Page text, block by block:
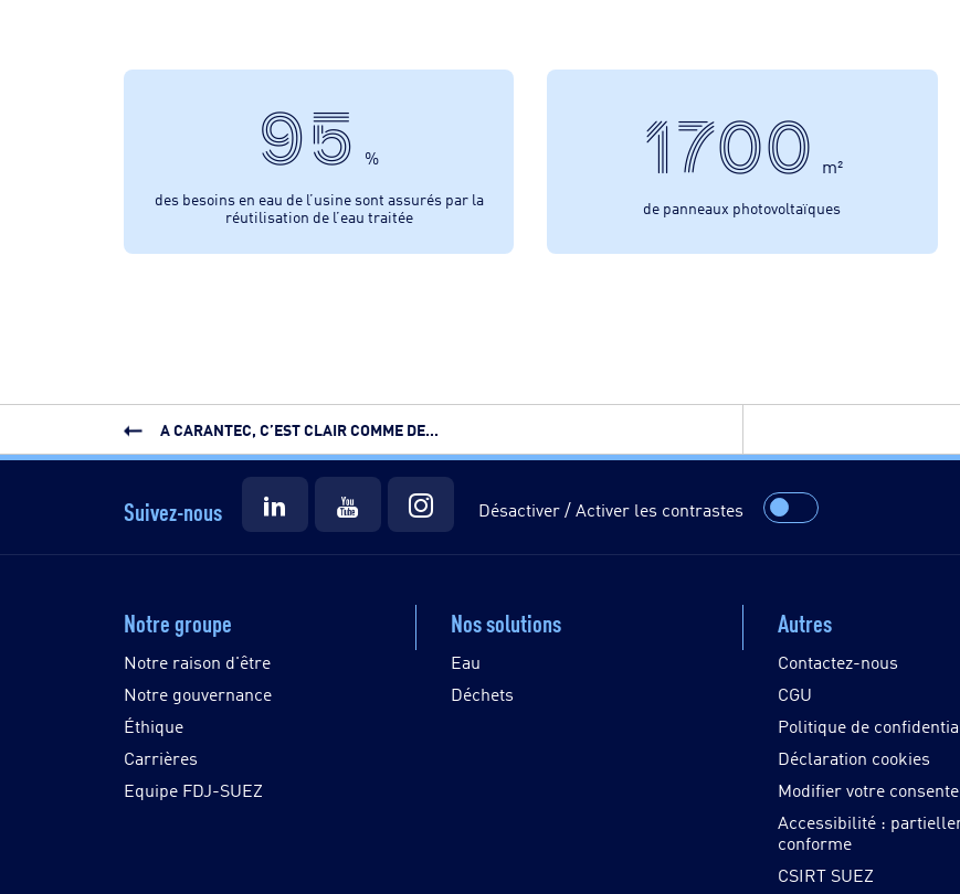
95 %
des besoins en eau de l’usine sont assurés par la
réutilisation de l’eau traitée
1700 m²
de panneaux photovoltaïques
A CARANTEC, C’EST CLAIR COMME DE...
Suivez-nous Désactiver / Activer les contrastes
Notre groupe
Notre raison d'être
Notre gouvernance
Éthique
Carrières
Equipe FDJ-SUEZ
Nos solutions
Eau
Déchets
Autres
Contactez-nous
CGU
Politique de
Déclaration cookies
Modifier votre
Accessibilité :
conforme
CSIRT SUEZ